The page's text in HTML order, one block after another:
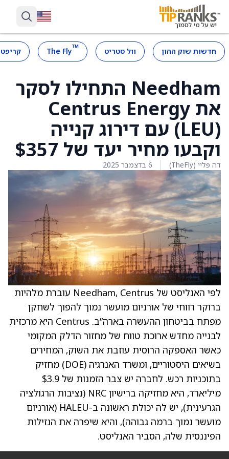
חדשות שוק ההון וול סטריט ™
The Fly
Needham התחילו לסקר
את Centrus Energy
(LEU) עם דירוג קנייה
וקבעו מחיר יעד של $357
דה פליי (TheFly) 6 בדצמבר 2025
לפי האנליסט של Needham, Centrus עוברת מלהיות
ברוקר רווחי של אורניום מועשר נמוך להפוך לשחקן
מפתח בביטחון ההעשרה בארה”ב. Centrus היא מרכזית
לבנייה מחדש ארוכת טווח של מחזור הדלק המקומי
כאשר האספקה הרוסית עוזבת את השוק, המחירים
בשיאים היסטוריים, ומשרד האנרגיה (DOE) מחזיק
בתוכניות רכש. לחברה יש צבר הזמנות של $3.9
מיליארד, היא מחזיקה ברישיון NRC (נציבות הרגולציה
הגרעינית), יש לה יכולת ראשונה ב-HALEU (אורניום
מועשר נמוך ברמה גבוהה), והיא שיפרה את הנזילות
הפיננסית שלה, הסביר האנליסט.